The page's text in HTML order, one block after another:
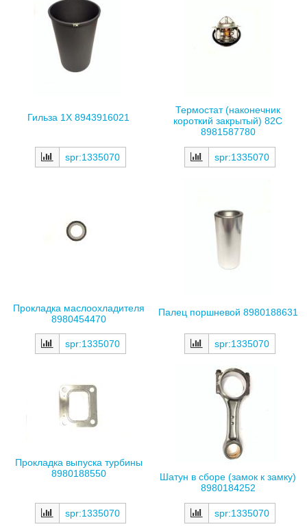
Гильза 1X 8943916021
spr:1335070
Термостат (наконечник
короткий закрытый) 82С
8981587780
spr:1335070
Прокладка маслоохладителя
8980454470
spr:1335070
Палец поршневой 8980188631
spr:1335070
Прокладка выпуска турбины
8980188550
spr:1335070
Шатун в сборе (замок к замку)
8980184252
spr:1335070